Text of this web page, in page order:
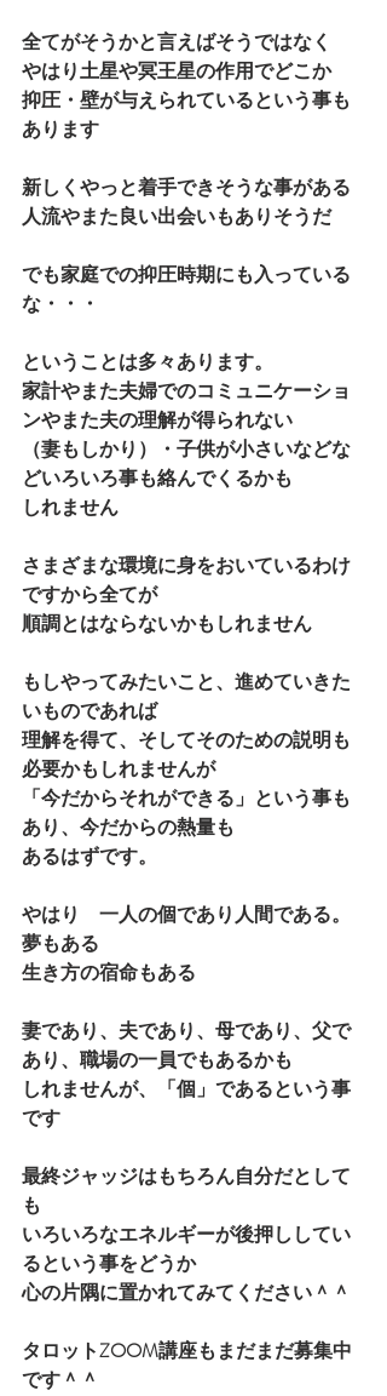
全てがそうかと言えばそうではなく
やはり土星や冥王星の作用でどこか
抑圧・壁が与えられているという事も
あります
新しくやっと着手できそうな事がある
人流やまた良い出会いもありそうだ
でも家庭での抑圧時期にも入っている
な・・・
ということは多々あります。
家計やまた夫婦でのコミュニケーショ
ンやまた夫の理解が得られない
（妻もしかり）・子供が小さいなどな
どいろいろ事も絡んでくるかも
しれません
さまざまな環境に身をおいているわけ
ですから全てが
順調とはならないかもしれません
もしやってみたいこと、進めていきた
いものであれば
理解を得て、そしてそのための説明も
必要かもしれませんが
「今だからそれができる」という事も
あり、今だからの熱量も
あるはずです。
やはり　一人の個であり人間である。
夢もある
生き方の宿命もある
妻であり、夫であり、母であり、父で
あり、職場の一員でもあるかも
しれませんが、「個」であるという事
です
最終ジャッジはもちろん自分だとして
も
いろいろなエネルギーが後押ししてい
るという事をどうか
心の片隅に置かれてみてください＾＾
タロットZOOM講座もまだまだ募集中
です＾＾